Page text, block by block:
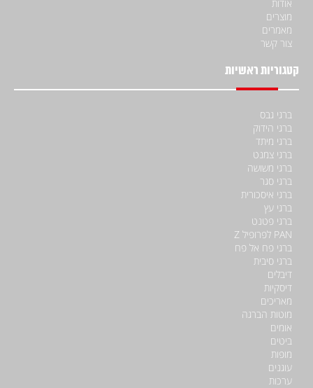
אודות
מוצרים
מאמרים
צור קשר
קטגוריות ראשיות
ברגי גבס
ברגי הידוק
ברגי מיתד
ברגי צמנט
ברגי משושה
ברגי סגר
ברגי איסכורית
ברגי עץ
ברגי פטנט
PAN לפרופיל Z
ברגי פח אל פח
ברגי סיבית
דיבלים
דיסקיות
מאריכים
מוטות הברגה
אומים
ביטים
מופות
עוגנים
ערכות